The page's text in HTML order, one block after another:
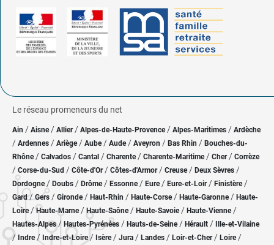
Le réseau promeneurs du net
Ain / Aisne/ Allier/ Alpes-de-Haute-Provence / Alpes-Maritimes / Ardèche
/ Ardennes / Ariège/ Aube/ Aude / Aveyron / Bas Rhin / Bouches-du-
Rhône/ Calvados / Cantal / Charente / Charente-Maritime/ Cher / Corrèze
/ Corse-du-Sud / Côte-d'Or / Côtes-d'Armor/ Creuse/ Deux Sèvres /
Dordogne/ Doubs / Drôme/ Essonne / Eure/ Eure-et-Loir / Finistère/
Gard/ Gers / Gironde/ Haut-Rhin / Haute-Corse/ Haute-Garonne/ Haute-
Loire/Haute-Marne/ Haute-Saône/ Haute-Savoie/ Haute-Vienne/
Hautes-Alpes/ Hautes-Pyrénées / Hauts-de-Seine/ Hérault / Ille-et-Vilaine
/ Indre/ Indre-et-Loire/ Isère/ Jura / Landes / Loir-et-Cher/ Loire/